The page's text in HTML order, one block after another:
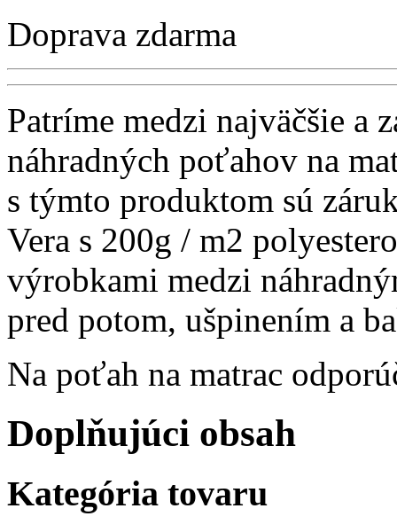
Doprava zdarma
Patríme medzi najväčšie a
náhradných poťahov na
s týmto produktom sú
Vera s 200g / m2
výrobkami medzi
pred potom, ušpinením a
Na poťah na matrac
Doplňujúci obsah
Kategória tovaru